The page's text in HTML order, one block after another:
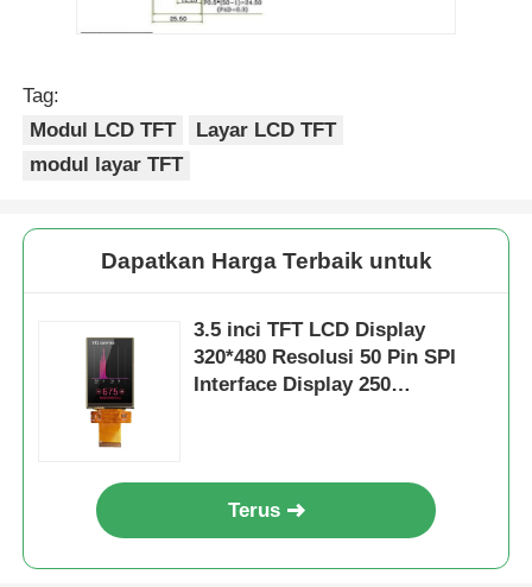
Tag:
Modul LCD TFT
Layar LCD TFT
modul layar TFT
Dapatkan Harga Terbaik untuk
3.5 inci TFT LCD Display
320*480 Resolusi 50 Pin SPI
Interface Display 250
Terus